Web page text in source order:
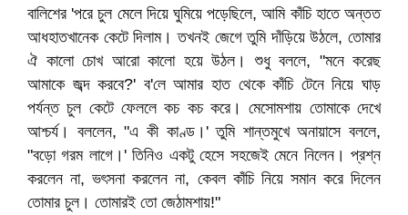
বালিশের 'পরে চুল মেলে দিয়ে ঘুমিয়ে পড়েছিলে, আমি কাঁচি হাতে অন্তত
আধহাতখানেক কেটে দিলাম। তখনই জেগে তুমি দাঁড়িয়ে উঠলে, তোমার
ঐ কালো চোখ আরো কালো হয়ে উঠল। শুধু বললে, "মনে করেছ
আমাকে জব্দ করবে?' ব'লে আমার হাত থেকে কাঁচি টেনে নিয়ে ঘাড়
পর্যন্ত চুল কেটে ফেললে কচ কচ করে। মেসোমশায় তোমাকে দেখে
আশ্চর্য। বললেন, "এ কী কাণ্ড।' তুমি শান্তমুখে অনায়াসে বললে,
"বড়ো গরম লাগে।' তিনিও একটু হেসে সহজেই মেনে নিলেন। প্রশ্ন
করলেন না, ভৎসনা করলেন না, কেবল কাঁচি নিয়ে সমান করে দিলেন
তোমার চুল। তোমারই তো জেঠামশায়!"